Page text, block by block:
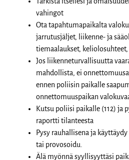
vahingot
Ota tapahtumapaikalta
jarrutusjäljet, liikenne- ja
tiemaalaukset,
Jos liikenneturvallisuutta
mahdollista, ei
ennen poliisin paikalle
onnettomuuspaikan
Kutsu poliisi paikalle (112) ja
raportti tilanteesta
Pysy rauhallisena ja
tai provosoidu.
Älä myönnä syyllisyyttäsi